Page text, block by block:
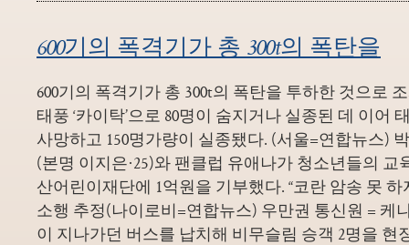
600기의 폭격기가 총 300t의 폭탄을
600기의 폭격기가 총 300t의 폭탄을 투하한 것으로
태풍 ‘카이탁’으로 80명이 숨지거나 실종된 데 이어
사망하고 150명가량이 실종됐다. (서울=연합뉴스)
(본명 이지은·25)와 팬클럽 유애나가 청소년들의 교
산어린이재단에 1억원을 기부했다. “코란 암송 못
소행 추정(나이로비=연합뉴스) 우만권 통신원 = 케
이 지나가던 버스를 납치해 비무슬림 승객 2명을 현